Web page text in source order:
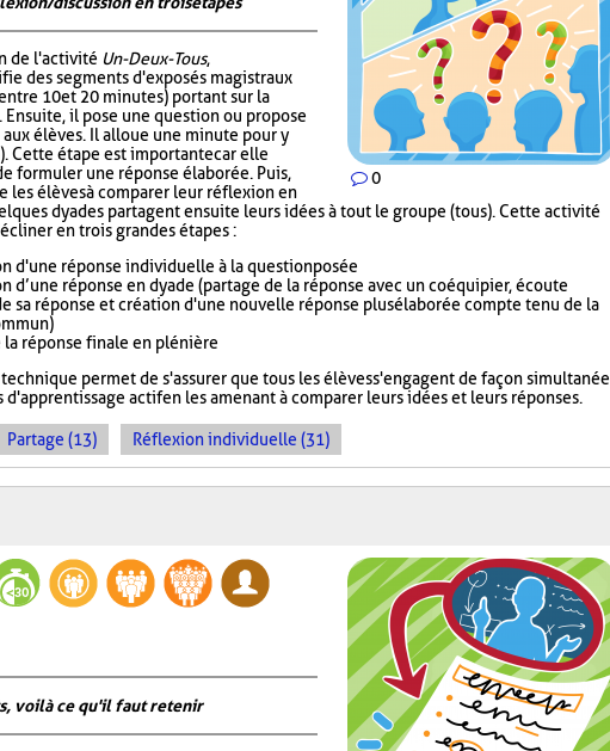
0
de l'activité Un-Deux-Tous,
des segments d'exposés magistraux
10 et 20 minutes) portant sur la
Ensuite, il pose une question ou propose
élèves. Il alloue une minute pour y
Cette étape est importante car elle
formuler une réponse élaborée. Puis,
les élèves à comparer leur réflexion en
dyades partagent ensuite leurs idées à tout le groupe (tous). Cette activité
en trois grandes étapes :
d'une réponse individuelle à la question posée
d’une réponse en dyade (partage de la réponse avec un coéquipier, écoute
sa réponse et création d'une nouvelle réponse plus élaborée compte tenu de la
la réponse finale en plénière
permet de s'assurer que tous les élèves s'engagent de façon simultanée
d'apprentissage actif en les amenant à comparer leurs idées et leurs réponses.
Partage (13) Réflexion individuelle (31)
voilà ce qu'il faut retenir